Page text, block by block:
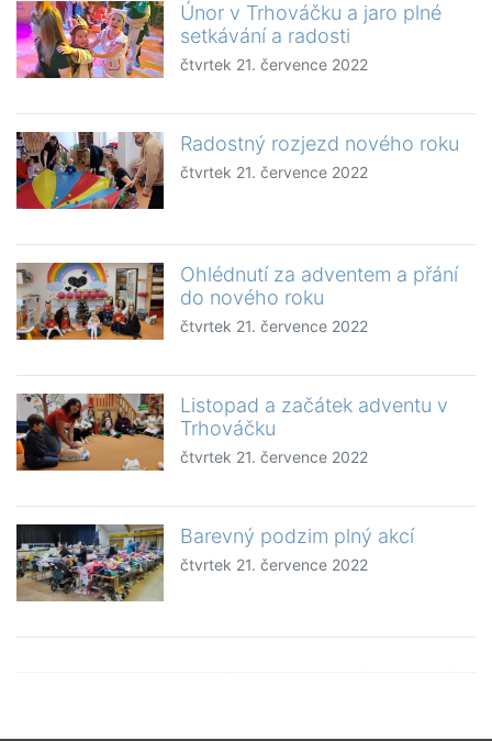
Únor v Trhováčku a jaro plné
setkávání a radosti
čtvrtek 21. července 2022
Radostný rozjezd nového roku
čtvrtek 21. července 2022
Ohlédnutí za adventem a přání
do nového roku
čtvrtek 21. července 2022
Listopad a začátek adventu v
Trhováčku
čtvrtek 21. července 2022
Barevný podzim plný akcí
čtvrtek 21. července 2022